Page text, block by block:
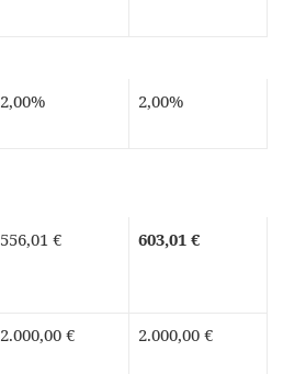
2,00% 2,00%
556,01 € 603,01 €
2.000,00 € 2.000,00 €